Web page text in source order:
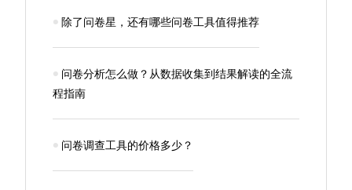
除了问卷星，还有哪些问卷工具值得推荐
问卷分析怎么做？从数据收集到结果解读的全流
程指南
问卷调查工具的价格多少？